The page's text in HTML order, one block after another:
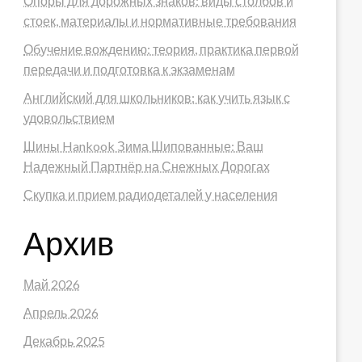
стоек, материалы и нормативные требования
Обучение вождению: теория, практика первой
передачи и подготовка к экзаменам
Английский для школьников: как учить язык с
удовольствием
Шины Hankook Зима Шипованные: Ваш
Надежный Партнёр на Снежных Дорогах
Скупка и прием радиодеталей у населения
Архив
Май 2026
Апрель 2026
Декабрь 2025